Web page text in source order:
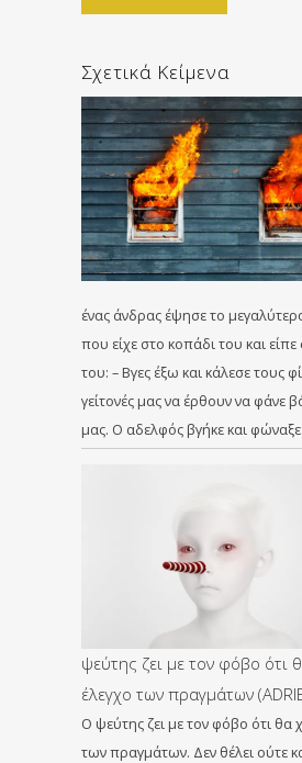
Σχετικά Κείμενα
ένας άνδρας έψησε το
που είχε στο κοπάδι του και
του: – Βγες έξω και κάλεσε τους
γείτονές μας να έρθουν να φάνε
μας. Ο αδελφός βγήκε και
ψεύτης ζει με τον φόβο ότι
έλεγχο των πραγμάτων
Ο ψεύτης ζει με τον φόβο ότι θα
των πραγμάτων. Δεν θέλει ούτε